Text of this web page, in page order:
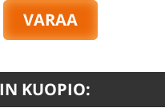
VARAA
KUOPIO: